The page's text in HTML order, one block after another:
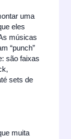
uma
eles
músicas
“punch”
são faixas
sets de
muita